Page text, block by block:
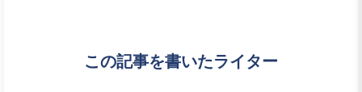
この記事を書いたライター